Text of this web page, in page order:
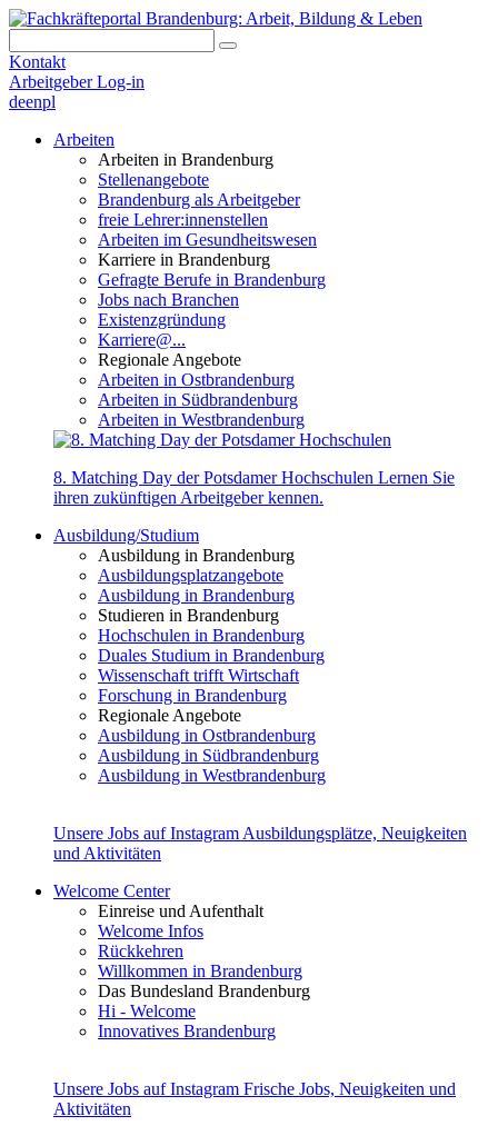
Kontakt
Arbeitgeber Log-in
deenpl
Arbeiten
Arbeiten in Brandenburg
Stellenangebote
Brandenburg als Arbeitgeber
freie Lehrer:innenstellen
Arbeiten im Gesundheitswesen
Karriere in Brandenburg
Gefragte Berufe in Brandenburg
Jobs nach Branchen
Existenzgründung
Karriere@...
Regionale Angebote
Arbeiten in Ostbrandenburg
Arbeiten in Südbrandenburg
Arbeiten in Westbrandenburg
8. Matching Day der Potsdamer Hochschulen Lernen Sie
ihren zukünftigen Arbeitgeber kennen.
Ausbildung/Studium
Ausbildung in Brandenburg
Ausbildungsplatzangebote
Ausbildung in Brandenburg
Studieren in Brandenburg
Hochschulen in Brandenburg
Duales Studium in Brandenburg
Wissenschaft trifft Wirtschaft
Forschung in Brandenburg
Regionale Angebote
Ausbildung in Ostbrandenburg
Ausbildung in Südbrandenburg
Ausbildung in Westbrandenburg
Unsere Jobs auf Instagram Ausbildungsplätze, Neuigkeiten
und Aktivitäten
Welcome Center
Einreise und Aufenthalt
Welcome Infos
Rückkehren
Willkommen in Brandenburg
Das Bundesland Brandenburg
Hi - Welcome
Innovatives Brandenburg
Unsere Jobs auf Instagram Frische Jobs, Neuigkeiten und
Aktivitäten